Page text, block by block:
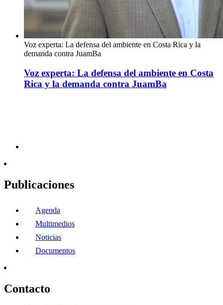
Voz experta: La defensa del ambiente en Costa Rica y la
demanda contra JuamBa
Voz experta: La defensa del ambiente en Costa
Rica y la demanda contra JuamBa
Publicaciones
Agenda
Multimedios
Noticias
Documentos
Contacto